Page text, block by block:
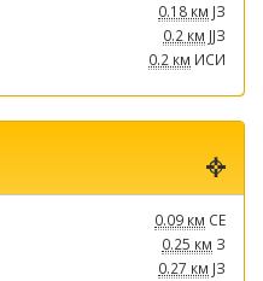
0.18 км ЈЗ
0.2 км ЈЈЗ
0.2 км ИСИ
0.09 км СЕ
0.25 км З
0.27 км ЈЗ